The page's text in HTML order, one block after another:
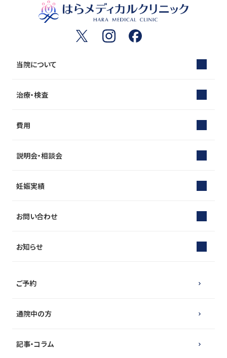
当院について
治療・検査
費用
説明会・相談会
妊娠実績
お問い合わせ
お知らせ
通院中の方
ご予約
記事・コラム